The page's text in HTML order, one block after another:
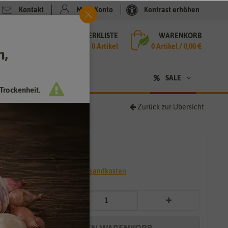
Kontakt Mein Konto Kontrast erhöhen
MERKLISTE
0 Artikel
WARENKORB
0Artikel /0,00 €
SALE
Zurück zur Übersicht
* inkl. 7% MwSt. zzgl. Versandkosten